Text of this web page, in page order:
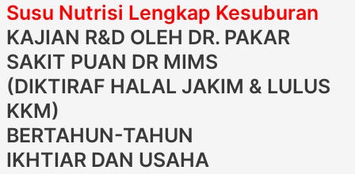
Susu Nutrisi Lengkap Kesuburan
KAJIAN R&D OLEH DR. PAKAR
SAKIT PUAN DR MIMS
(DIKTIRAF HALAL JAKIM & LULUS
KKM)
BERTAHUN-TAHUN
IKHTIAR DAN USAHA